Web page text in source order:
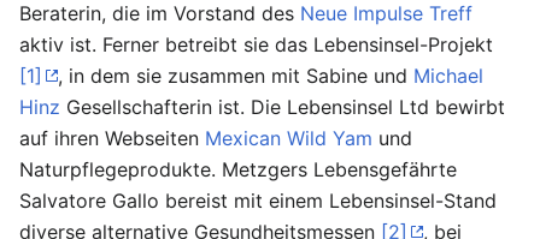
Beraterin, die im Vorstand des Neue Impulse Treff
aktiv ist. Ferner betreibt sie das Lebensinsel-Projekt
[1]
, in dem sie zusammen mit Sabine und Michael
Hinz Gesellschafterin ist. Die Lebensinsel Ltd bewirbt
auf ihren Webseiten Mexican Wild Yam und
Naturpflegeprodukte. Metzgers Lebensgefährte
Salvatore Gallo bereist mit einem Lebensinsel-Stand
diverse alternative Gesundheitsmessen [2]
, bei